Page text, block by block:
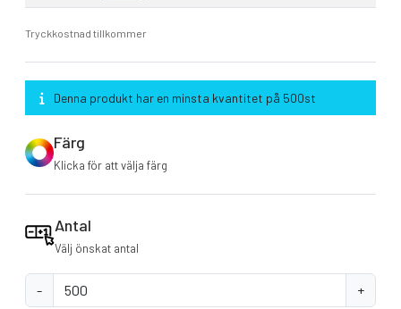
Tryckkostnad tillkommer
Denna produkt har en minsta kvantitet på 500st
Färg
Klicka för att välja färg
Antal
Välj önskat antal
- +